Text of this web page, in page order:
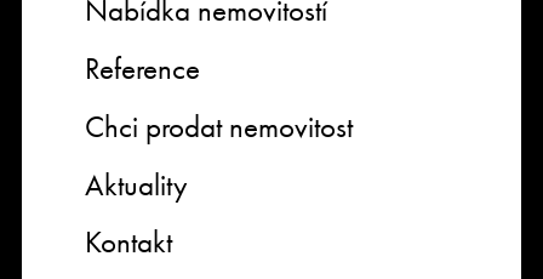
Nabídka nemovitostí
Reference
Chci prodat nemovitost
Aktuality
Kontakt